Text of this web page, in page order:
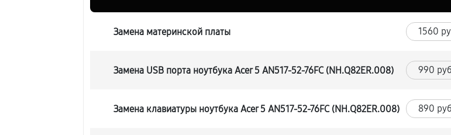
Замена материнской платы 1560
Замена USB порта ноутбука Acer 5 AN517-52-76FC (NH.Q82ER.008) 990 руб
Замена клавиатуры ноутбука Acer 5 AN517-52-76FC (NH.Q82ER.008) 890 руб